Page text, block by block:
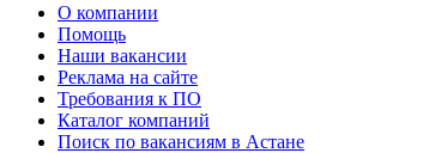
О компании
Помощь
Наши вакансии
Реклама на сайте
Требования к ПО
Каталог компаний
Поиск по вакансиям в Астане